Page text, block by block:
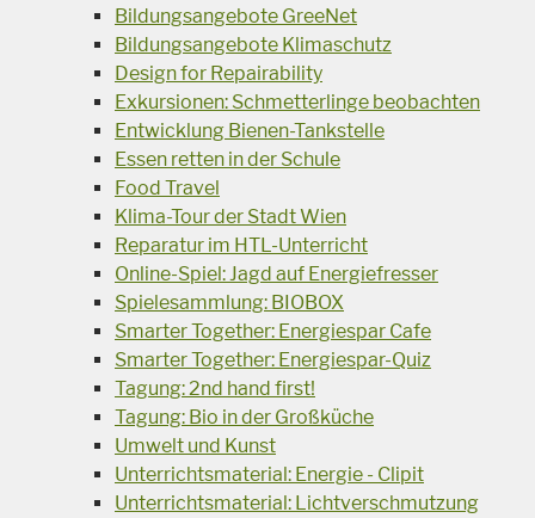
Bildungsangebote GreeNet
Bildungsangebote Klimaschutz
Design for Repairability
Exkursionen: Schmetterlinge beobachten
Entwicklung Bienen-Tankstelle
Essen retten in der Schule
Food Travel
Klima-Tour der Stadt Wien
Reparatur im HTL-Unterricht
Online-Spiel: Jagd auf Energiefresser
Spielesammlung: BIOBOX
Smarter Together: Energiespar Cafe
Smarter Together: Energiespar-Quiz
Tagung: 2nd hand first!
Tagung: Bio in der Großküche
Umwelt und Kunst
Unterrichtsmaterial: Energie - Clipit
Unterrichtsmaterial: Lichtverschmutzung